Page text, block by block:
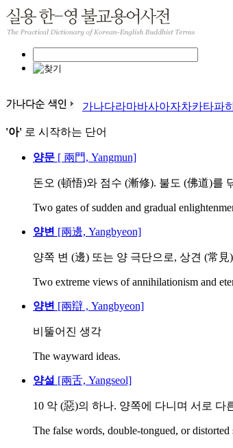
가나다라마바사아자차카타파
'아' 로 시작하는 단어
양문 [ 兩門, Yangmun]
돈오 (頓悟)와 점수 (漸修). 불도 (佛道)를
Two gates of sudden and gradual
양변 [兩邊, Yangbyeon]
양쪽 변 (邊) 또는 양 극단으로, 상견 (常
Two extreme views of annihilationism and
양변 [兩辯 , Yangbyeon]
비뚤어진 생각
The wayward ideas.
양설 [兩舌, Yangseol]
10 악 (惡)의 하나. 양쪽에 다니며 서로 다
The false words, double-tongued, or